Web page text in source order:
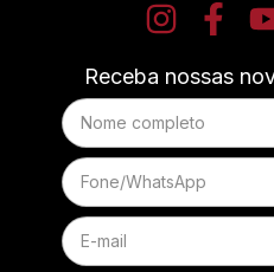
Receba nossas